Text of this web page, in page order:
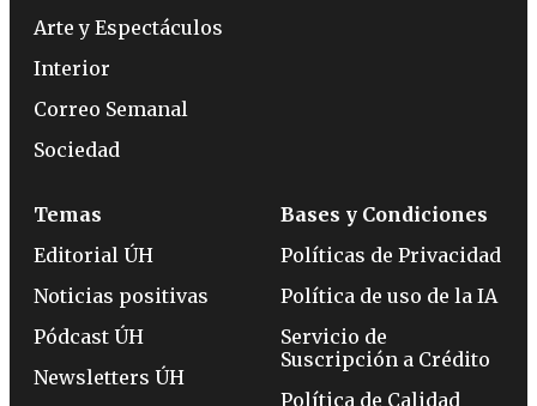
Arte y Espectáculos
Interior
Correo Semanal
Sociedad
Temas
Editorial ÚH
Noticias positivas
Pódcast ÚH
Newsletters ÚH
Bases y Condiciones
Políticas de Privacidad
Política de uso de la IA
Servicio de
Suscripción a Crédito
Política de Calidad